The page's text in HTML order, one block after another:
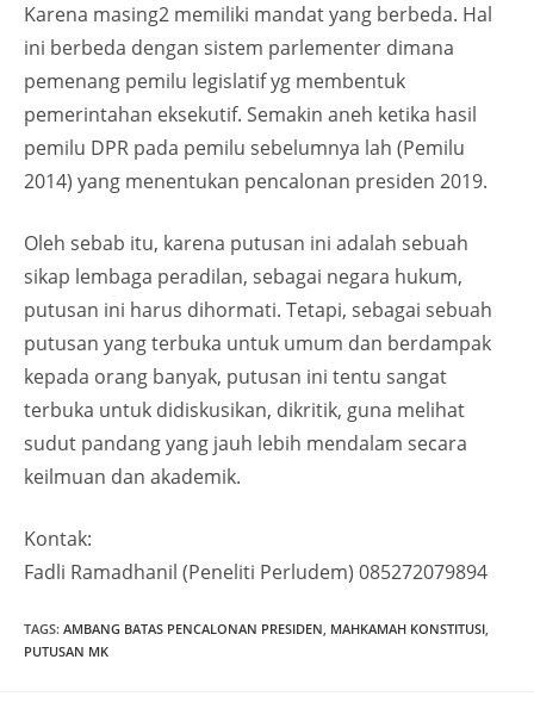
Karena masing2 memiliki mandat yang berbeda. Hal
ini berbeda dengan sistem parlementer dimana
pemenang pemilu legislatif yg membentuk
pemerintahan eksekutif. Semakin aneh ketika hasil
pemilu DPR pada pemilu sebelumnya lah (Pemilu
2014) yang menentukan pencalonan presiden 2019.
Oleh sebab itu, karena putusan ini adalah sebuah
sikap lembaga peradilan, sebagai negara hukum,
putusan ini harus dihormati. Tetapi, sebagai sebuah
putusan yang terbuka untuk umum dan berdampak
kepada orang banyak, putusan ini tentu sangat
terbuka untuk didiskusikan, dikritik, guna melihat
sudut pandang yang jauh lebih mendalam secara
keilmuan dan akademik.
Kontak:
Fadli Ramadhanil (Peneliti Perludem) 085272079894
TAGS: AMBANG BATAS PENCALONAN PRESIDEN, MAHKAMAH KONSTITUSI,
PUTUSAN MK